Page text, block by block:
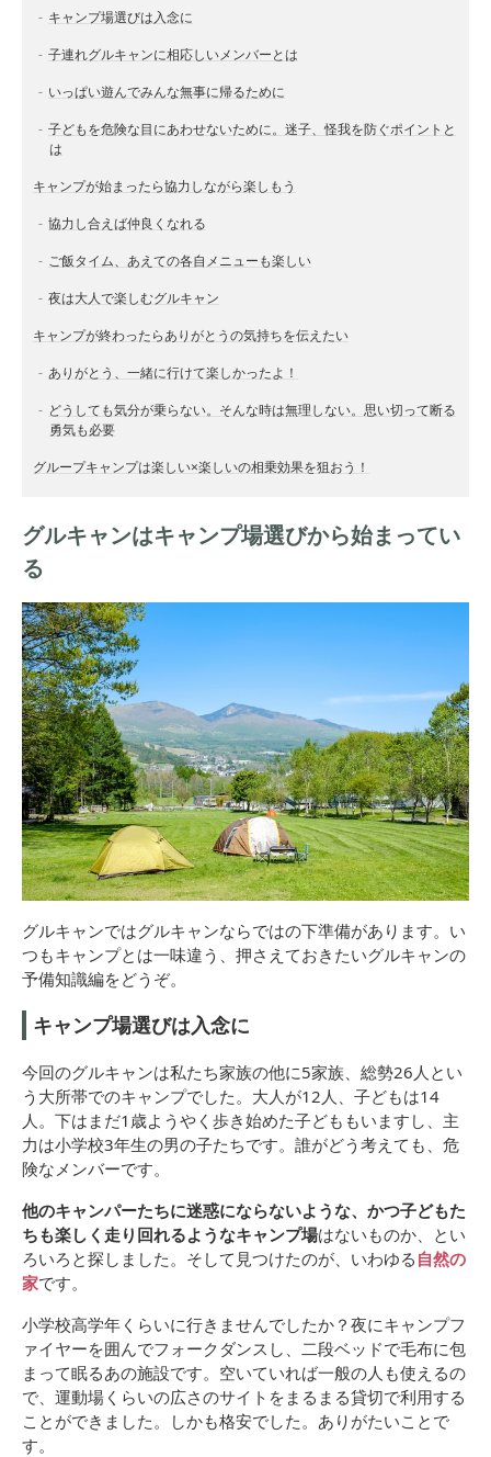
キャンプ場選びは入念に
子連れグルキャンに相応しいメンバーとは
いっぱい遊んでみんな無事に帰るために
子どもを危険な目にあわせないために。迷子、怪我を防ぐポイントと
は
キャンプが始まったら協力しながら楽しもう
協力し合えば仲良くなれる
ご飯タイム、あえての各自メニューも楽しい
夜は大人で楽しむグルキャン
キャンプが終わったらありがとうの気持ちを伝えたい
ありがとう、一緒に行けて楽しかったよ！
どうしても気分が乗らない。そんな時は無理しない。思い切って断る
勇気も必要
グループキャンプは楽しい×楽しいの相乗効果を狙おう！
グルキャンはキャンプ場選びから始まってい
る
グルキャンではグルキャンならではの下準備があります。い
つもキャンプとは一味違う、押さえておきたいグルキャンの
予備知識編をどうぞ。
キャンプ場選びは入念に
今回のグルキャンは私たち家族の他に5家族、総勢26人とい
う大所帯でのキャンプでした。大人が12人、子どもは14
人。下はまだ1歳ようやく歩き始めた子どももいますし、主
力は小学校3年生の男の子たちです。誰がどう考えても、危
険なメンバーです。
他のキャンパーたちに迷惑にならないような、かつ子どもた
ちも楽しく走り回れるようなキャンプ場はないものか、とい
ろいろと探しました。そして見つけたのが、いわゆる 自然の
家です。
小学校高学年くらいに行きませんでしたか？夜にキャンプフ
ァイヤーを囲んでフォークダンスし、二段ベッドで毛布に包
まって眠るあの施設です。空いていれば一般の人も使えるの
で、運動場くらいの広さのサイトをまるまる貸切で利用する
ことができました。しかも格安でした。ありがたいことで
す。